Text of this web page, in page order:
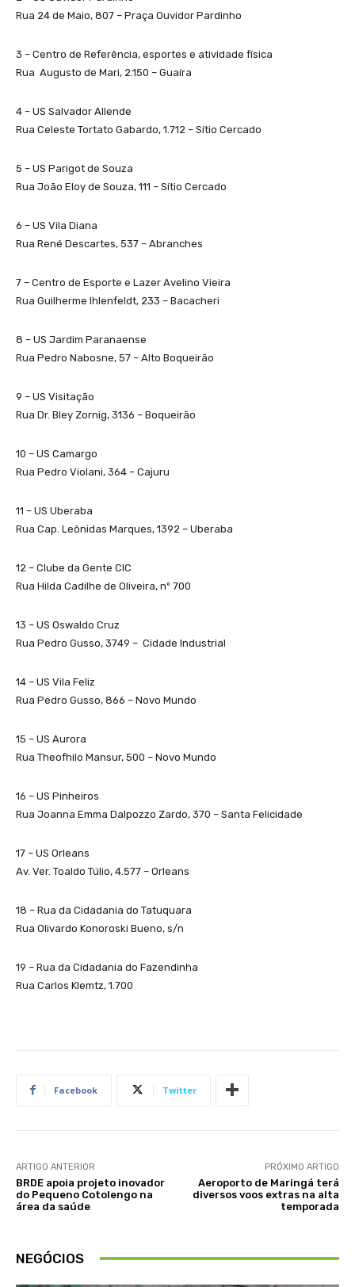
Rua 24 de Maio, 807 – Praça Ouvidor Pardinho
3 – Centro de Referência, esportes e atividade física
Rua Augusto de Mari, 2.150 – Guaíra
4 – US Salvador Allende
Rua Celeste Tortato Gabardo, 1.712 – Sítio Cercado
5 – US Parigot de Souza
Rua João Eloy de Souza, 111 – Sítio Cercado
6 – US Vila Diana
Rua René Descartes, 537 – Abranches
7 – Centro de Esporte e Lazer Avelino Vieira
Rua Guilherme Ihlenfeldt, 233 – Bacacheri
8 – US Jardim Paranaense
Rua Pedro Nabosne, 57 – Alto Boqueirão
9 – US Visitação
Rua Dr. Bley Zornig, 3136 – Boqueirão
10 – US Camargo
Rua Pedro Violani, 364 – Cajuru
11 – US Uberaba
Rua Cap. Leônidas Marques, 1392 – Uberaba
12 – Clube da Gente CIC
Rua Hilda Cadilhe de Oliveira, nº 700
13 – US Oswaldo Cruz
Rua Pedro Gusso, 3749 – Cidade Industrial
14 – US Vila Feliz
Rua Pedro Gusso, 866 – Novo Mundo
15 – US Aurora
Rua Theofhilo Mansur, 500 – Novo Mundo
16 – US Pinheiros
Rua Joanna Emma Dalpozzo Zardo, 370 – Santa Felicidade
17 – US Orleans
Av. Ver. Toaldo Túlio, 4.577 – Orleans
18 – Rua da Cidadania do Tatuquara
Rua Olivardo Konoroski Bueno, s/n
19 – Rua da Cidadania do Fazendinha
Rua Carlos Klemtz, 1.700
Facebook Twitter
ARTIGO ANTERIOR
BRDE apoia projeto inovador
do Pequeno Cotolengo na
área da saúde
PRÓXIMO ARTIGO
Aeroporto de Maringá terá
diversos voos extras na alta
temporada
NEGÓCIOS